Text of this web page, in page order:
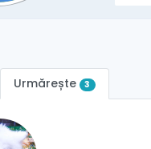
Urmărește 3